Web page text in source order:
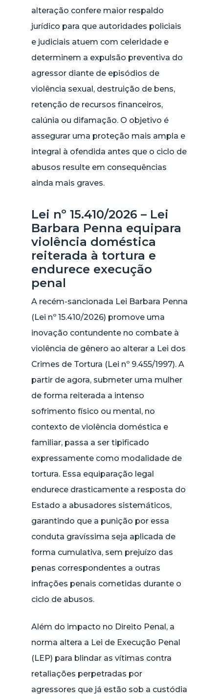
alteração confere maior respaldo
jurídico para que autoridades policiais
e judiciais atuem com celeridade e
determinem a expulsão preventiva do
agressor diante de episódios de
violência sexual, destruição de bens,
retenção de recursos financeiros,
calúnia ou difamação. O objetivo é
assegurar uma proteção mais ampla e
integral à ofendida antes que o ciclo de
abusos resulte em consequências
ainda mais graves.
Lei nº 15.410/2026 – Lei
Barbara Penna equipara
violência doméstica
reiterada à tortura e
endurece execução
penal
A recém-sancionada Lei Barbara Penna
(Lei nº 15.410/2026) promove uma
inovação contundente no combate à
violência de gênero ao alterar a Lei dos
Crimes de Tortura (Lei nº 9.455/1997). A
partir de agora, submeter uma mulher
de forma reiterada a intenso
sofrimento físico ou mental, no
contexto de violência doméstica e
familiar, passa a ser tipificado
expressamente como modalidade de
tortura. Essa equiparação legal
endurece drasticamente a resposta do
Estado a abusadores sistemáticos,
garantindo que a punição por essa
conduta gravíssima seja aplicada de
forma cumulativa, sem prejuízo das
penas correspondentes a outras
infrações penais cometidas durante o
ciclo de abusos.
Além do impacto no Direito Penal, a
norma altera a Lei de Execução Penal
(LEP) para blindar as vítimas contra
retaliações perpetradas por
agressores que já estão sob a custódia